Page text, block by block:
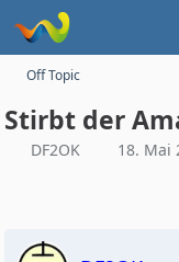
Off Topic
Stirbt der
DF2OK 18. Mai